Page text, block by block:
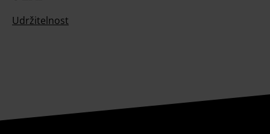
Udržitelnost